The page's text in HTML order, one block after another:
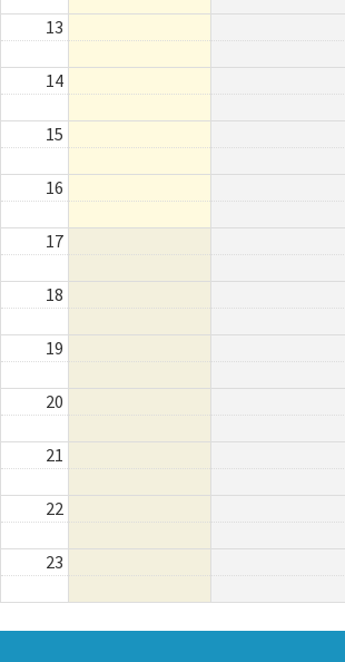
13
14
15
16
17
18
19
20
21
22
23